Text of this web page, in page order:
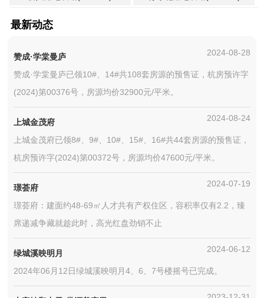
最新动态
赞成·学棠曼庐 2024-08-28
赞成·学棠曼庐已领10#、14#共108套房源的预售证，杭房预许字
(2024)第00376号，房源均价32900元/平米。
上城金茂府 2024-08-24
上城金茂府已领8#、9#、10#、15#、16#共44套房源的预售证，
杭房预许字(2024)第00372号，房源均价47600元/平米。
璟荟府 2024-07-19
璟荟府：建面约48-69㎡人才共有产权住区，容积率仅有2.2，臻
席递减争藏就趁此时，高光红盘劲销不止
绿城溪映明月 2024-06-12
2024年06月12日绿城溪映明月4、6、7号楼摇号已完成。